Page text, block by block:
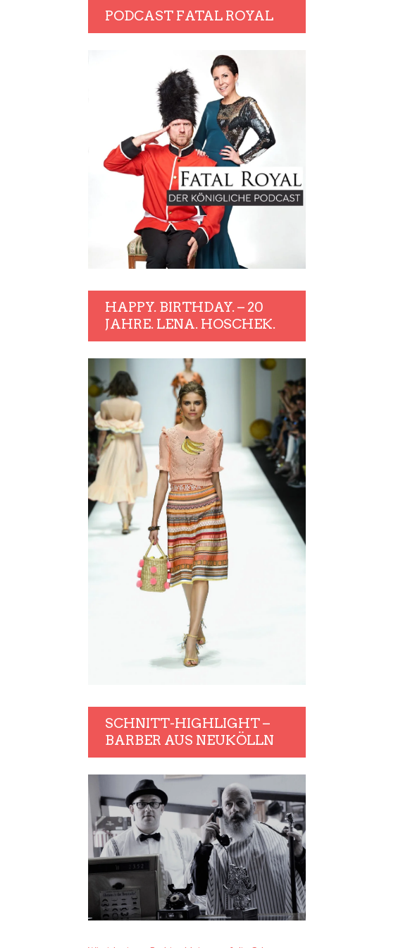
PODCAST FATAL ROYAL
HAPPY. BIRTHDAY. – 20
JAHRE. LENA. HOSCHEK.
SCHNITT-HIGHLIGHT –
BARBER AUS NEUKÖLLN